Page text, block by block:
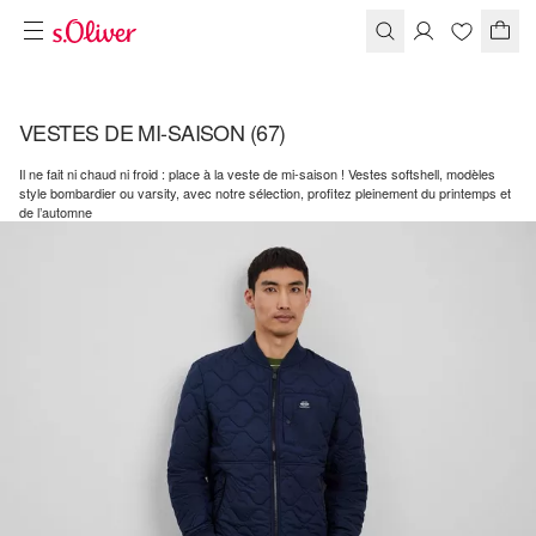
VESTES DE MI-SAISON (67)
Il ne fait ni chaud ni froid : place à la veste de mi-saison ! Vestes softshell, modèles
style bombardier ou varsity, avec notre sélection, profitez pleinement du printemps et
de l’automne